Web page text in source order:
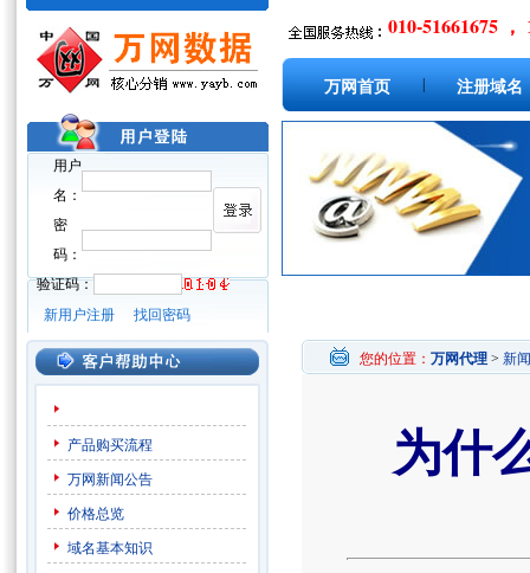
用户
名：
密
码：
验证码：
新用户注册
找回密码
010-51661675 ，
万网首页 注册域名
产品购买流程
万网新闻公告
价格总览
域名基本知识
您的位置： 万网代理 > 新
为什